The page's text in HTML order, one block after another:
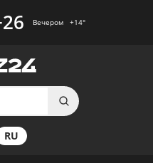
Вечером +14°
RU